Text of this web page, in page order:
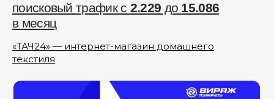
поисковый трафик с 2.229 до 15.086
в месяц
«ТАЧ24» — интернет-магазин домашнего
текстиля